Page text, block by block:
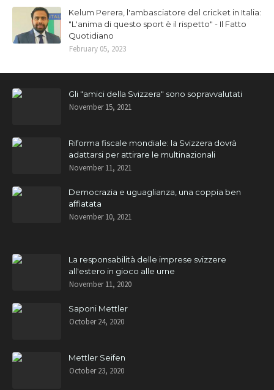
Kelum Perera, l'ambasciatore del cricket in Italia:
"L'anima di questo sport è il rispetto" - Il Fatto
Quotidiano
February 05, 2023
Gli "amici della Svizzera" sono sopravvalutati
November 15, 2021
Riforma fiscale mondiale: la Svizzera dovrà
adattarsi per attirare le multinazionali
November 11, 2021
Democrazia e uguaglianza, una coppia ben
affiatata
November 10, 2021
La responsabilità delle imprese svizzere
all'estero in gioco alle urne
November 11, 2020
Saponi Mettler
October 24, 2020
Mettler Seifen
October 23, 2020